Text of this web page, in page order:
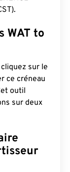
WAT to
sur le
ce créneau
outil
sur deux